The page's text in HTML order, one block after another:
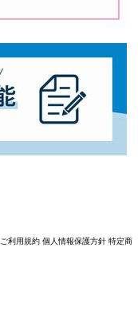
ご利用規約 個人情報保護方針 特定商